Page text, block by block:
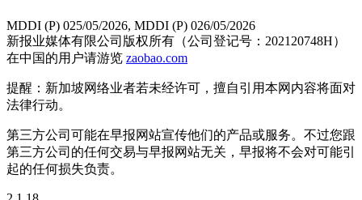
MDDI (P) 025/05/2026, MDDI (P) 026/05/2026
新报业媒体有限公司版权所有（公司登记号：202120748H）
在中国的用户请游览 zaobao.com
提醒：新加坡网络业者若未经许可，擅自引用本网内容将面对
法律行动。
第三方公司可能在早报网站宣传他们的产品或服务。不过您跟
第三方公司的任何交易与早报网站无关，早报将不会对可能引
起的任何损失负责。